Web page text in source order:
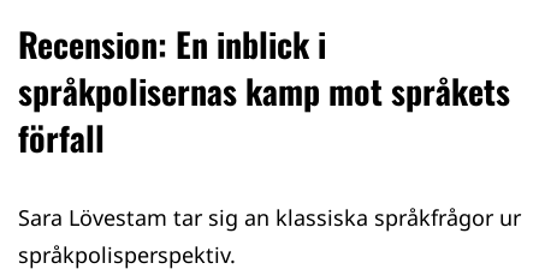
Recension: En inblick i
språkpolisernas kamp mot språkets
förfall
Sara Lövestam tar sig an klassiska språkfrågor ur
språkpolisperspektiv.